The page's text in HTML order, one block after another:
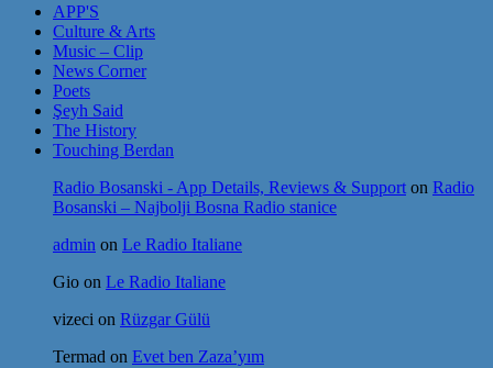
APP'S
Culture & Arts
Music – Clip
News Corner
Poets
Şeyh Said
The History
Touching Berdan
Radio Bosanski - App Details, Reviews & Support on Radio
Bosanski – Najbolji Bosna Radio stanice
admin on Le Radio Italiane
Gio on Le Radio Italiane
vizeci on Rüzgar Gülü
Termad on Evet ben Zaza’yım